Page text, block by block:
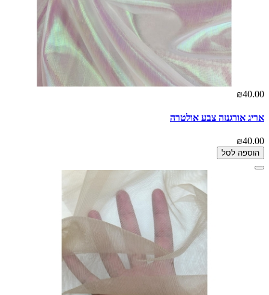
₪40.00
אריג אורגנזה צבע אולטרה
₪40.00
הוספה לסל